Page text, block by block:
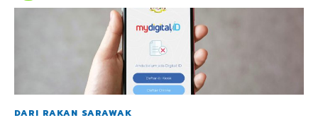
DARI RAKAN SARAWAK